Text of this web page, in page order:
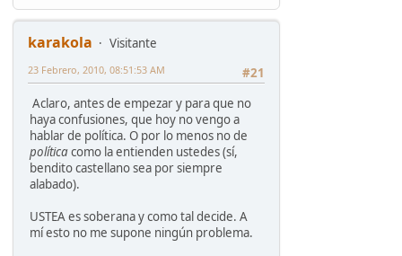
karakola
Visitante
#21
23 Febrero, 2010, 08:51:53 AM
Aclaro, antes de empezar y para que no
haya confusiones, que hoy no vengo a
hablar de política. O por lo menos no de
políticacomo la entienden ustedes (sí,
bendito castellano sea por siempre
alabado).
USTEA es soberana y como tal decide. A
mí esto no me supone ningún problema.